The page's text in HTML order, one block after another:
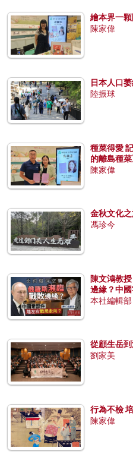
繪本界一
陳家偉
日本人口
陸振球
種菜得愛
的離島種菜
陳家偉
金秋文化
馮珍今
陳文鴻教
邊緣？中
本社編輯部
從顧生岳
劉家美
行為不檢
陳家偉